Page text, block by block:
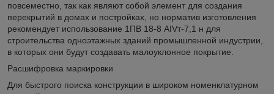
повсеместно, так как являют собой элемент для создания
перекрытий в домах и постройках, но норматив изготовления
рекомендует использование 1ПВ 18-8 АIVт-7,1 н для
строительства одноэтажных зданий промышленной индустрии,
в которых они будут создавать малоуклонное покрытие.
Расшифровка маркировки
Для быстрого поиска конструкции в широком номенклатурном